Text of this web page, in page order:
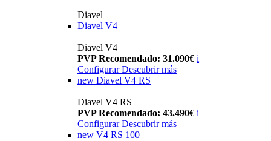
Diavel
Diavel V4
Diavel V4
PVP Recomendado: 31.090€ i
Configurar Descubrir más
new Diavel V4 RS
Diavel V4 RS
PVP Recomendado: 43.490€ i
Configurar Descubrir más
new V4 RS 100